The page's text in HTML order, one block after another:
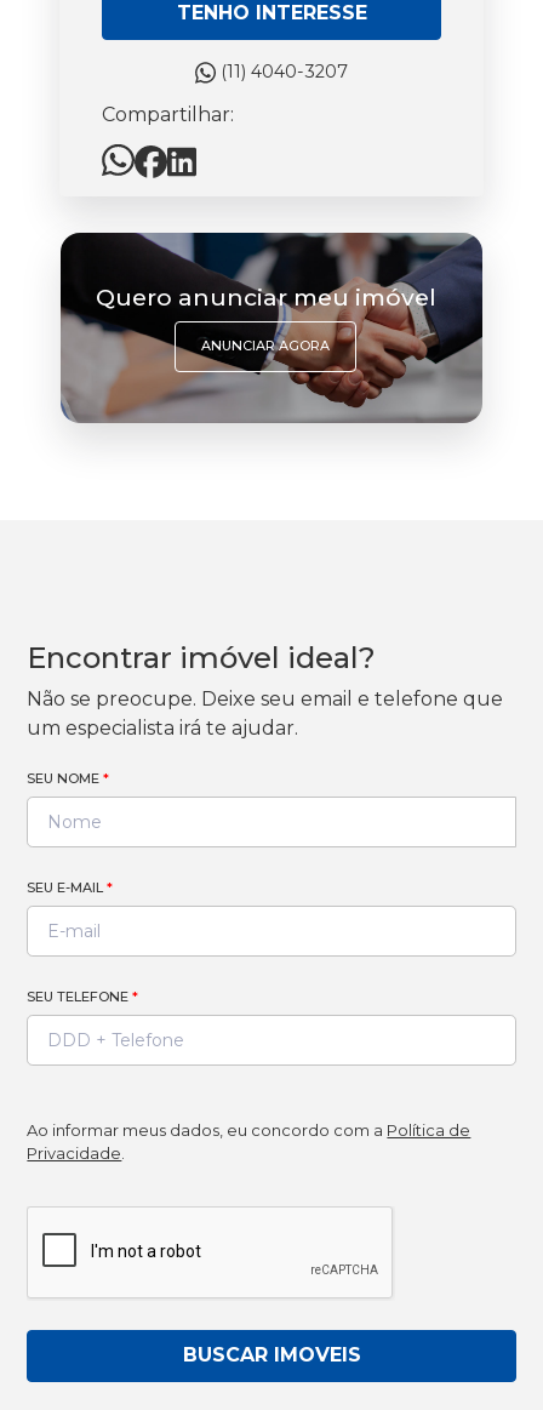
TENHO INTERESSE
(11) 4040-3207
Compartilhar:
Quero anunciar meu imóvel
ANUNCIAR AGORA
Encontrar imóvel ideal?
Não se preocupe. Deixe seu email e telefone que
um especialista irá te ajudar.
SEU NOME*
SEU E-MAIL*
SEU TELEFONE*
Ao informar meus dados, eu concordo com a Política de
Privacidade
BUSCAR IMOVEIS